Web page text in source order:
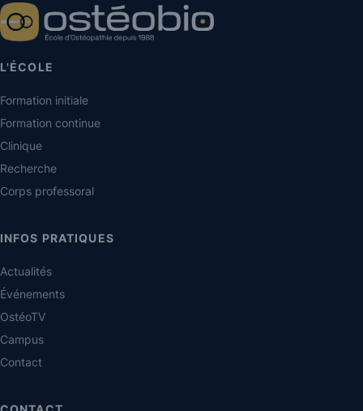
L'ÉCOLE
Formation initiale
Formation continue
Clinique
Recherche
Corps professoral
INFOS PRATIQUES
Actualités
Événements
OstéoTV
Campus
Contact